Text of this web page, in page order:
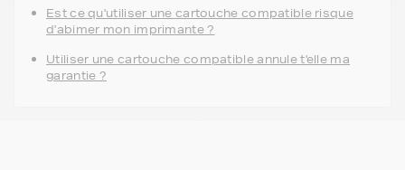
Est ce qu'utiliser une cartouche compatible risque
d'abimer mon imprimante ?
Utiliser une cartouche compatible annule t'elle ma
garantie ?